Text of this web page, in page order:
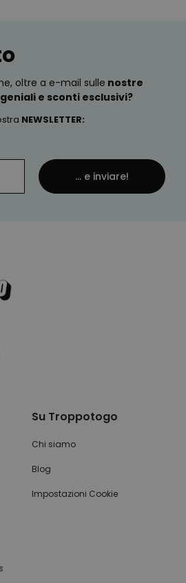
oltre a e-mail sulle nostre
e sconti esclusivi?
NEWSLETTER:
... e inviare!
Su Troppotogo
Chi siamo
Blog
Impostazioni Cookie